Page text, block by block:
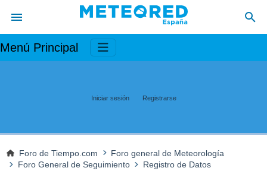
Menú Principal
Iniciar sesión Registrarse
Foro de Tiempo.com
Foro general de Meteorología
Foro General de Seguimiento
Registro de Datos